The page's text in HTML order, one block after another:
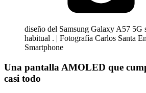
diseño del Samsung Galaxy A57 5G
habitual . | Fotografía Carlos Santa
Smartphone
Una pantalla AMOLED que
casi todo